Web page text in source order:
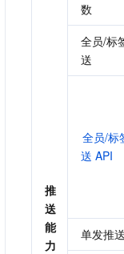
推
送
能
力
数
全员/标
送
全员/标
送 API
单发推